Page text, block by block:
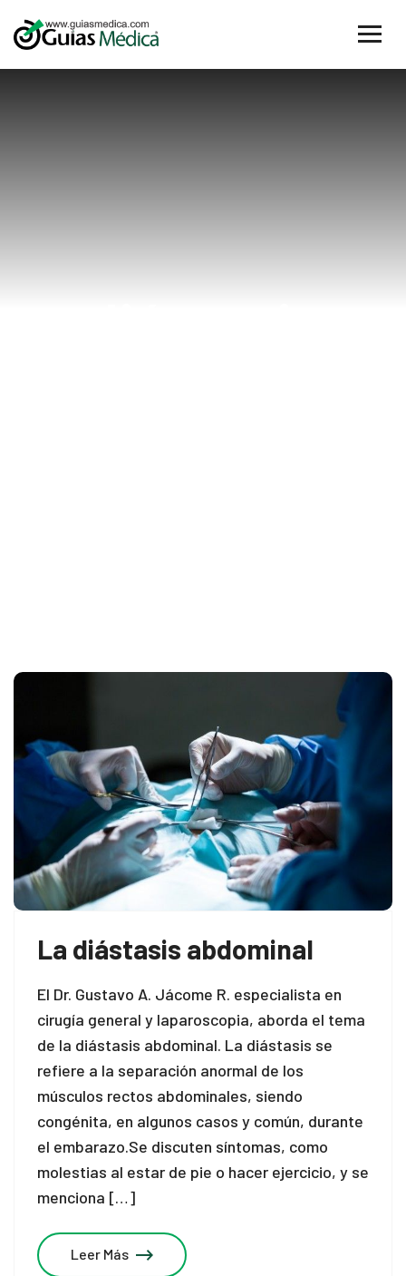
La diástasis abdominal
El Dr. Gustavo A. Jácome R. especialista en
cirugía general y laparoscopia, aborda el tema
de la diástasis abdominal. La diástasis se
refiere a la separación anormal de los
músculos rectos abdominales, siendo
congénita, en algunos casos y común, durante
el embarazo.Se discuten síntomas, como
molestias al estar de pie o hacer ejercicio, y se
menciona […]
Leer Más